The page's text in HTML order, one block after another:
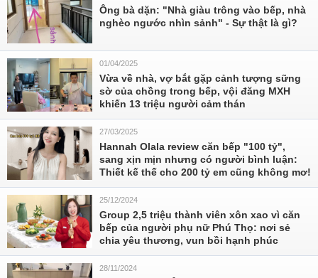
Ông bà dặn: "Nhà giàu trông vào bếp, nhà
nghèo ngước nhìn sảnh" - Sự thật là gì?
01/04/2025
Vừa về nhà, vợ bắt gặp cảnh tượng sững
sờ của chồng trong bếp, vội đăng MXH
khiến 13 triệu người cảm thán
27/03/2025
Hannah Olala review căn bếp "100 tỷ",
sang xịn mịn nhưng có người bình luận:
Thiết kế thế cho 200 tỷ em cũng không mơ!
25/12/2024
Group 2,5 triệu thành viên xôn xao vì căn
bếp của người phụ nữ Phú Thọ: nơi sẻ
chia yêu thương, vun bồi hạnh phúc
28/11/2024